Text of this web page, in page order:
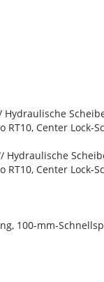
Center Lock-
Center Lock-
100-mm-